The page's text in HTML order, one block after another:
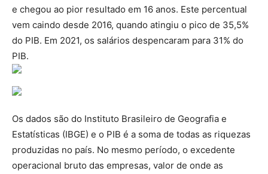
e chegou ao pior resultado em 16 anos. Este percentual
vem caindo desde 2016, quando atingiu o pico de 35,5%
do PIB. Em 2021, os salários despencaram para 31% do
PIB.
Os dados são do Instituto Brasileiro de Geografia e
Estatísticas (IBGE) e o PIB é a soma de todas as riquezas
produzidas no país. No mesmo período, o excedente
operacional bruto das empresas, valor de onde as